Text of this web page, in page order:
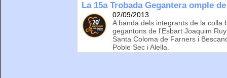
La 15a Trobada Gegantera omple
02/09/2013
A banda dels integrants de la
gegantons de l’Esbart Joaquim
Santa Coloma de Farners i
Poble Sec i Alella.